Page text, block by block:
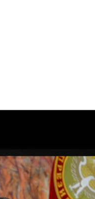
Акыркы жаңылыктар
КЫРГЫЗ ТАРЫХЫ